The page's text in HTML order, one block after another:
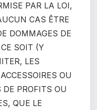
PAR LA LOI,
CAS ÊTRE
DOMMAGES DE
SOIT (Y
LES
OU
DE PROFITS OU
QUE LE